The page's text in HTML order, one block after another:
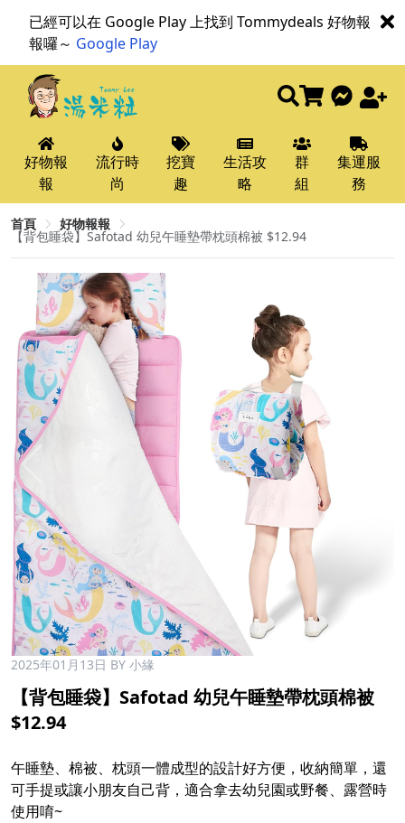
已經可以在 Google Play 上找到 Tommydeals 好物報
報囉～ Google Play
好物報
報
流行時
尚
挖寶
趣
生活攻
略
群
組
集運服
務
首頁 好物報報
【背包睡袋】Safotad 幼兒午睡墊帶枕頭棉被 $12.94
2025年01月13日 BY 小緣
【背包睡袋】Safotad 幼兒午睡墊帶枕頭棉被
$12.94
午睡墊、棉被、枕頭一體成型的設計好方便，收納簡單，還
可手提或讓小朋友自己背，適合拿去幼兒園或野餐、露營時
使用唷~